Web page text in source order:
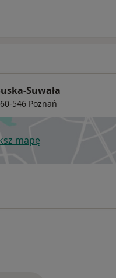
Suwała
546 Poznań
mapę
otwiera się w nowej karcie